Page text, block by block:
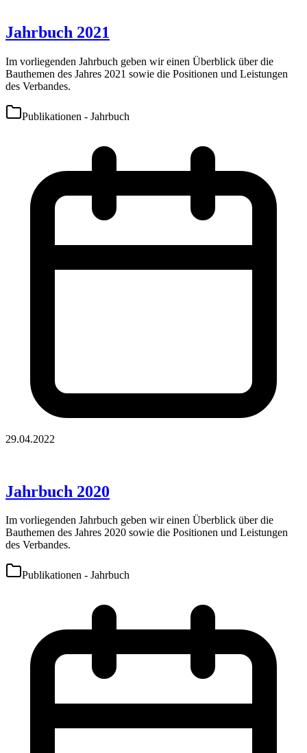
Jahrbuch 2021
Im vorliegenden Jahrbuch geben wir einen Überblick über die
Bauthemen des Jahres 2021 sowie die Positionen und Leistungen
des Verbandes.
Publikationen - Jahrbuch
29.04.2022
Jahrbuch 2020
Im vorliegenden Jahrbuch geben wir einen Überblick über die
Bauthemen des Jahres 2020 sowie die Positionen und Leistungen
des Verbandes.
Publikationen - Jahrbuch